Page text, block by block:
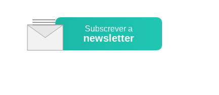
Subscrever a
newsletter